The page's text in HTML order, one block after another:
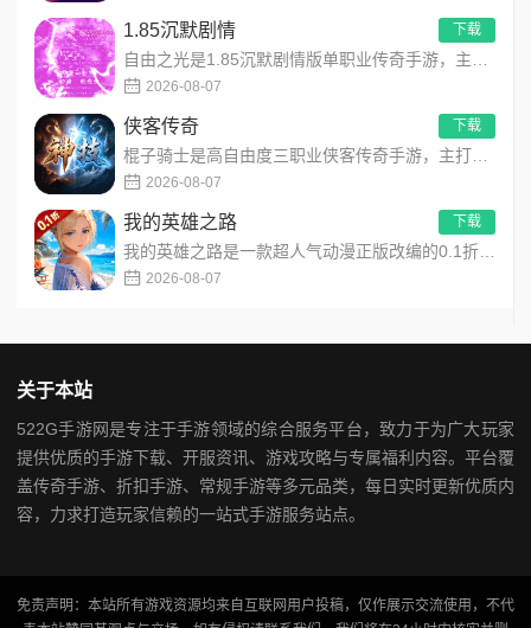
1.85沉默剧情
2026-08-07
下载
侠客传奇
2026-08-07
下载
我的英雄之路
2026-08-07
下载
关于本站
522G手游网是专注于手游领域的综合服务平台，致力于为广大玩家
提供优质的手游下载、开服资讯、游戏攻略与专属福利内容。平台覆
盖传奇手游、折扣手游、常规手游等多元品类，每日实时更新优质内
容，力求打造玩家信赖的一站式手游服务站点。
免责声明：本站所有游戏资源均来自互联网用户投稿，仅作展示交流使用，不代